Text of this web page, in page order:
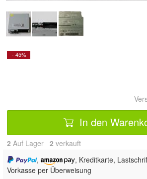
- 45%
In den
2 Auf Lager 2 verkauft
,
, Kreditkarte,
Vorkasse per Überweisung